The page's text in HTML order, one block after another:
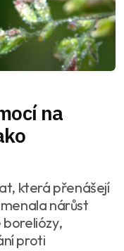
na
která přenášejí
nárůst
proti